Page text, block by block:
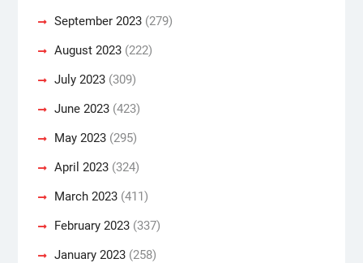
September 2023(279)
August 2023(222)
July 2023(309)
June 2023(423)
May 2023(295)
April 2023(324)
March 2023(411)
February 2023(337)
January 2023(258)